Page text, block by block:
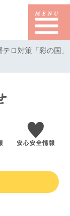
ロ対策「彩の国」